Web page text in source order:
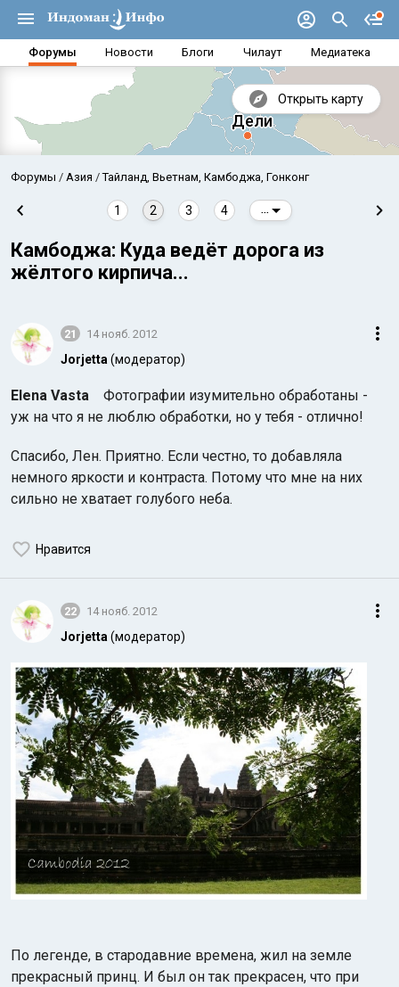
Форумы Новости Блоги Чилаут Медиатека
Открыть карту
Аравийское море
Форумы Азия Тайланд, Вьетнам, Камбоджа, Гонконг
1 2 3 4
Камбоджа: Куда ведёт дорога из
жёлтого кирпича...
21 14 нояб. 2012
Jorjetta (модератор)
Elena Vasta Фотографии изумительно обработаны -
уж на что я не люблю обработки, но у тебя - отлично!
Спасибо, Лен. Приятно. Если честно, то добавляла
немного яркости и контраста. Потому что мне на них
сильно не хватает голубого неба.
Нравится
22 14 нояб. 2012
Jorjetta (модератор)
По легенде, в стародавние времена, жил на земле
прекрасный принц. И был он так прекрасен, что при